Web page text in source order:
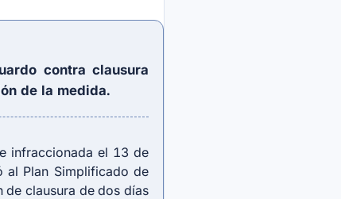
contra clausura
de la medida.
infraccionada el 13 de
al Plan Simplificado de
clausura de dos días